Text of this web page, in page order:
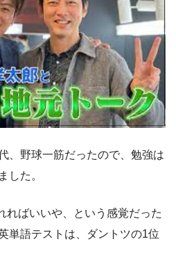
、野球一筋だったので、勉強は
した。
ればいいや、という感覚だった
単語テストは、ダントツの1位